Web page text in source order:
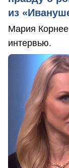
из
Мария
интервью.